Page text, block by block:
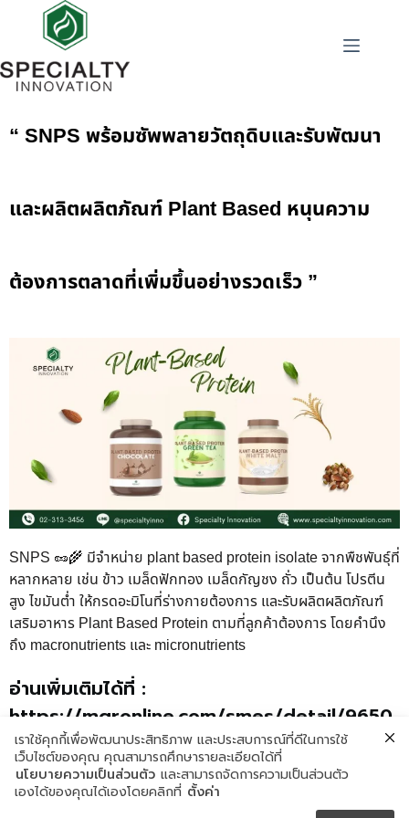
“ SNPS พร้อมซัพพลายวัตถุดิบและรับพัฒนา
และผลิตผลิตภัณฑ์ Plant Based หนุนความ
ต้องการตลาดที่เพิ่มขึ้นอย่างรวดเร็ว ”
SNPS 🥜🌾 มีจำหน่าย plant based protein isolate จากพืชพันธุ์ที่
หลากหลาย เช่น ข้าว เมล็ดฟักทอง เมล็ดกัญชง ถั่ว เป็นต้น โปรตีน
สูง ไขมันต่ำ ให้กรดอะมิโนที่ร่างกายต้องการ และรับผลิตผลิตภัณฑ์
เสริมอาหาร Plant Based Protein ตามที่ลูกค้าต้องการ โดยคำนึง
ถึง macronutrients และ micronutrients
อ่านเพิ่มเติมได้ที่ :
https://mgronline.com/smes/detail/9650
000095726
#SpecialtyInnovation #SI #SpecialtyNaturalProduct #SNP
#SNPS #OEM #OIM #PlantBasedprotein #platebased
เราใช้คุกกี้เพื่อพัฒนาประสิทธิภาพ และประสบการณ์ที่ดีในการใช้
เว็บไซต์ของคุณ คุณสามารถศึกษารายละเอียดได้ที่
นโยบายความเป็นส่วนตัว และสามารถจัดการความเป็นส่วนตัว
เองได้ของคุณได้เองโดยคลิกที่ ตั้งค่า